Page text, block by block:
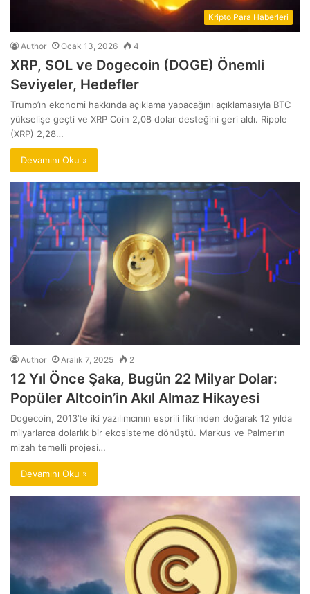
Kripto Para Haberleri
Author Ocak 13, 2026 4
XRP, SOL ve Dogecoin (DOGE) Önemli
Seviyeler, Hedefler
Trump’ın ekonomi hakkında açıklama yapacağını açıklamasıyla BTC
yükselişe geçti ve XRP Coin 2,08 dolar desteğini geri aldı. Ripple
(XRP) 2,28…
Devamını Oku »
Author Aralık 7, 2025 2
12 Yıl Önce Şaka, Bugün 22 Milyar Dolar:
Popüler Altcoin’in Akıl Almaz Hikayesi
Dogecoin, 2013’te iki yazılımcının esprili fikrinden doğarak 12 yılda
milyarlarca dolarlık bir ekosisteme dönüştü. Markus ve Palmer’ın
mizah temelli projesi…
Devamını Oku »